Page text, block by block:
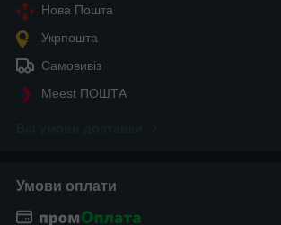
Нова Пошта
Укрпошта
Самовивіз
Meest ПОШТА
Умови оплати